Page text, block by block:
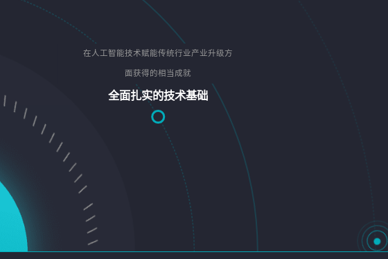
在人工智能技术赋能传统行业产业升级方
面获得的相当成就
全面扎实的技术基础